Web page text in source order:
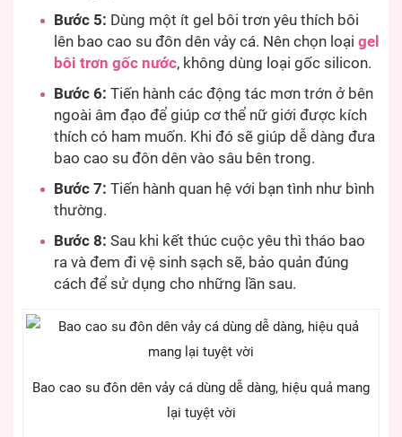
Bước 5: Dùng một ít gel bôi trơn yêu thích bôi
lên bao cao su đôn dên vảy cá. Nên chọn loại gel
bôi trơn gốc nước, không dùng loại gốc silicon.
Bước 6: Tiến hành các động tác mơn trớn ở bên
ngoài âm đạo để giúp cơ thể nữ giới được kích
thích có ham muốn. Khi đó sẽ giúp dễ dàng đưa
bao cao su đôn dên vào sâu bên trong.
Bước 7: Tiến hành quan hệ với bạn tình như bình
thường.
Bước 8: Sau khi kết thúc cuộc yêu thì tháo bao
ra và đem đi vệ sinh sạch sẽ, bảo quản đúng
cách để sử dụng cho những lần sau.
Bao cao su đôn dên vảy cá dùng dễ dàng, hiệu quả mang
lại tuyệt vời